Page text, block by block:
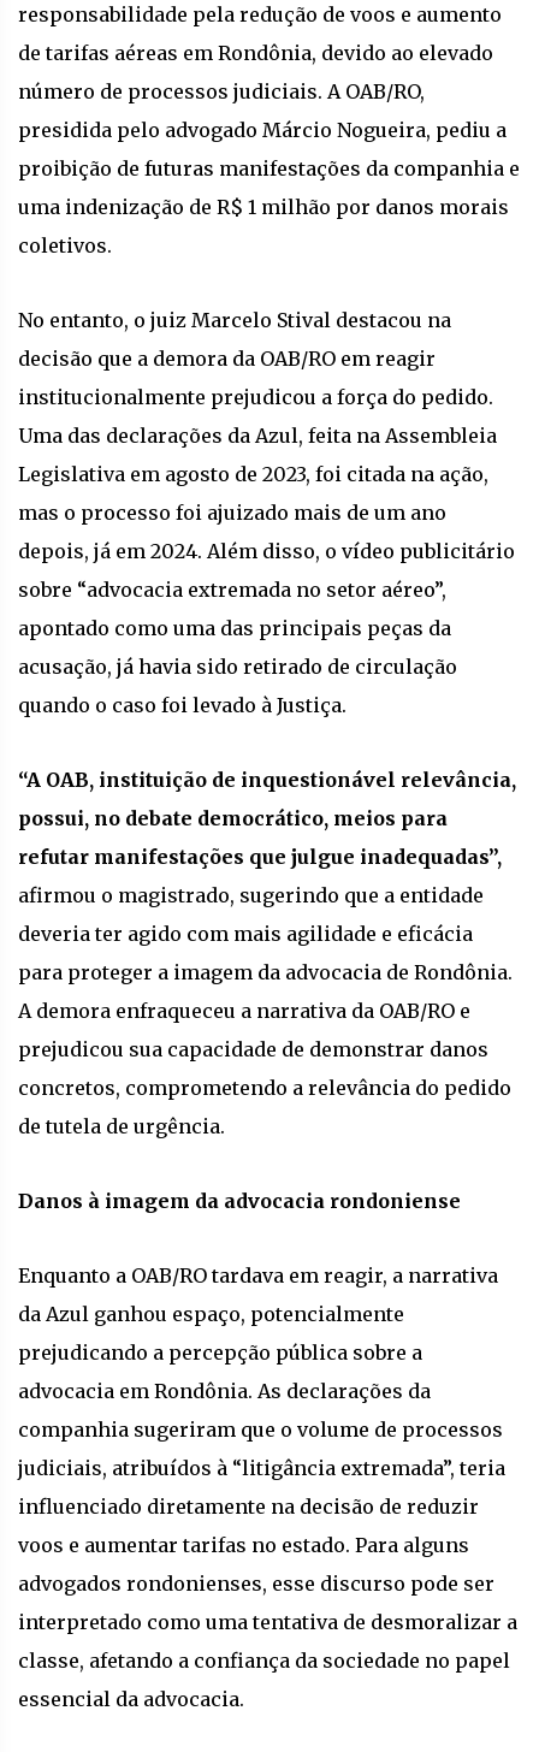
responsabilidade pela redução de voos e aumento
de tarifas aéreas em Rondônia, devido ao elevado
número de processos judiciais. A OAB/RO,
presidida pelo advogado Márcio Nogueira, pediu a
proibição de futuras manifestações da companhia e
uma indenização de R$ 1 milhão por danos morais
coletivos.
No entanto, o juiz Marcelo Stival destacou na
decisão que a demora da OAB/RO em reagir
institucionalmente prejudicou a força do pedido.
Uma das declarações da Azul, feita na Assembleia
Legislativa em agosto de 2023, foi citada na ação,
mas o processo foi ajuizado mais de um ano
depois, já em 2024. Além disso, o vídeo publicitário
sobre “advocacia extremada no setor aéreo”,
apontado como uma das principais peças da
acusação, já havia sido retirado de circulação
quando o caso foi levado à Justiça.
“A OAB, instituição de inquestionável relevância,
possui, no debate democrático, meios para
refutar manifestações que julgue inadequadas”,
afirmou o magistrado, sugerindo que a entidade
deveria ter agido com mais agilidade e eficácia
para proteger a imagem da advocacia de Rondônia.
A demora enfraqueceu a narrativa da OAB/RO e
prejudicou sua capacidade de demonstrar danos
concretos, comprometendo a relevância do pedido
de tutela de urgência.
Danos à imagem da advocacia rondoniense
Enquanto a OAB/RO tardava em reagir, a narrativa
da Azul ganhou espaço, potencialmente
prejudicando a percepção pública sobre a
advocacia em Rondônia. As declarações da
companhia sugeriram que o volume de processos
judiciais, atribuídos à “litigância extremada”, teria
influenciado diretamente na decisão de reduzir
voos e aumentar tarifas no estado. Para alguns
advogados rondonienses, esse discurso pode ser
interpretado como uma tentativa de desmoralizar a
classe, afetando a confiança da sociedade no papel
essencial da advocacia.